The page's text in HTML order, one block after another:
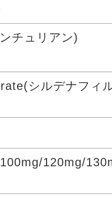
チュリアン)
シルデナフィ
120mg/